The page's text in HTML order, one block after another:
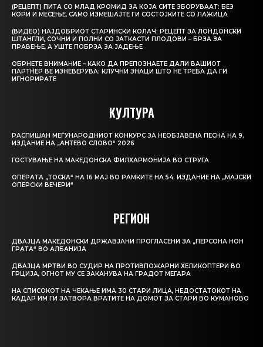
(РЕЦЕПТ) ПИТА СО МЛАД КРОМИД ЗА КОЈА СИТЕ ЗБОРУВААТ: БЕЗ
КОРИ И МЕСЕЊЕ, САМО ИЗМЕШАЈТЕ ГИ СОСТОЈКИТЕ СО ЛАЖИЦА
(ВИДЕО) НАЈДОБРИОТ СТАРИНСКИ КОЛАЧ: РЕЦЕПТ ЗА ЛОНДОНСКИ
ШТАНГЛИ, СОЧНИ И ПОЛНИ СО ЈАТКАСТИ ПЛОДОВИ – БРЗА ЗА
ПРАВЕЊЕ, А УШТЕ ПОБРЗА ЗА ЈАДЕЊЕ
ОБРНЕТЕ ВНИМАНИЕ – КАКО ДА ПРЕПОЗНАЕТЕ ДАЛИ ВАШИОТ
ПАРТНЕР ВЕ ИЗНЕВЕРУВА: КЛУЧНИ ЗНАЦИ ШТО НЕ ТРЕБА ДА ГИ
ИГНОРИРАТЕ
КУЛТУРА
РАСПИШАН МЕЃУНАРОДНИОТ КОНКУРС ЗА НЕОБЈАВЕНА ПЕСНА НА 9.
ИЗДАНИЕ НА „АНТЕВО СЛОВО“ 2026
ГОСТУВАЊЕ НА МАКЕДОНСКА ФИЛХАРМОНИЈА ВО СТРУГА
ОПЕРАТА „ТОСКА“ НА 16 МАЈ ВО РАМКИТЕ НА 54. ИЗДАНИЕ НА „МАЈСКИ
ОПЕРСКИ ВЕЧЕРИ“
РЕГИОН
ДВАЈЦА МАКЕДОНСКИ ДРЖАВЈАНИ ПРОГЛАСЕНИ ЗА „ПЕРСОНА НОН
ГРАТА“ ВО АЛБАНИЈА
ДВАЈЦА МРТВИ ВО СУДИР НА ПРОТИВПОЖАРНИ ХЕЛИКОПТЕРИ ВО
ГРЦИЈА, ОГНОТ МУ СЕ ЗАКАНУВА НА ГРАДОТ МЕГАРА
НА СПИСОКОТ НА ЧЕКАЊЕ ИМА 30 СТАРИ ЛИЦА, НЕДОСТАТОКОТ НА
КАДАР ИМ ГИ ЗАТВОРА ВРАТИТЕ НА ДОМОТ ЗА СТАРИ ВО КУМАНОВО